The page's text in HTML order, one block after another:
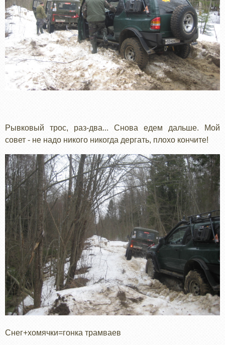
Рывковый трос, раз-два... Снова едем дальше. Мой
совет - не надо никого никогда дергать, плохо кончите!
Снег+хомячки=гонка трамваев